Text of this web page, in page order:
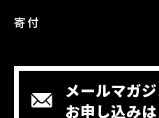
寄付
メールマガ
お申し込み